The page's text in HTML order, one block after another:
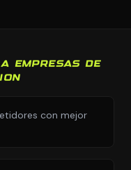
EMPRESAS DE
con mejor